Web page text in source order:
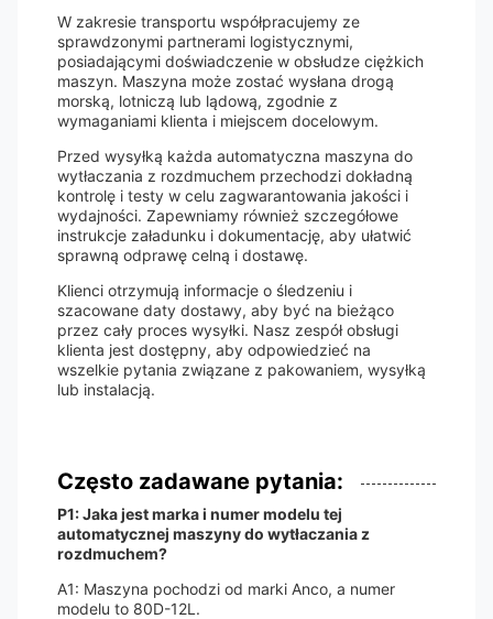
W zakresie transportu współpracujemy ze
sprawdzonymi partnerami logistycznymi,
posiadającymi doświadczenie w obsłudze ciężkich
maszyn. Maszyna może zostać wysłana drogą
morską, lotniczą lub lądową, zgodnie z
wymaganiami klienta i miejscem docelowym.
Przed wysyłką każda automatyczna maszyna do
wytłaczania z rozdmuchem przechodzi dokładną
kontrolę i testy w celu zagwarantowania jakości i
wydajności. Zapewniamy również szczegółowe
instrukcje załadunku i dokumentację, aby ułatwić
sprawną odprawę celną i dostawę.
Klienci otrzymują informacje o śledzeniu i
szacowane daty dostawy, aby być na bieżąco
przez cały proces wysyłki. Nasz zespół obsługi
klienta jest dostępny, aby odpowiedzieć na
wszelkie pytania związane z pakowaniem, wysyłką
lub instalacją.
Często zadawane pytania:
P1: Jaka jest marka i numer modelu tej
automatycznej maszyny do wytłaczania z
rozdmuchem?
A1: Maszyna pochodzi od marki Anco, a numer
modelu to 80D-12L.